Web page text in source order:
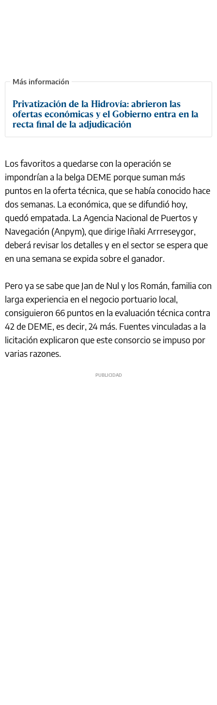
Privatización de la Hidrovía: abrieron las
ofertas económicas y el Gobierno entra en la
recta final de la adjudicación
Los favoritos a quedarse con la operación se
impondrían a la belga DEME porque suman más
puntos en la oferta técnica, que se había conocido hace
dos semanas. La económica, que se difundió hoy,
quedó empatada. La Agencia Nacional de Puertos y
Navegación (Anpym), que dirige Iñaki Arrreseygor,
deberá revisar los detalles y en el sector se espera que
en una semana se expida sobre el ganador.
Pero ya se sabe que Jan de Nul y los Román, familia con
larga experiencia en el negocio portuario local,
consiguieron 66 puntos en la evaluación técnica contra
42 de DEME, es decir, 24 más. Fuentes vinculadas a la
licitación explicaron que este consorcio se impuso por
varias razones.